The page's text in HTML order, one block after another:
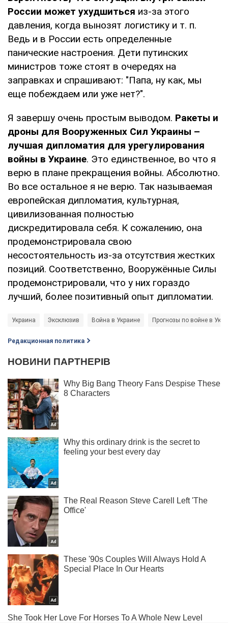
России может ухудшиться из-за этого
давления, когда вынозят логистику и т. п.
Ведь и в России есть определенные
панические настроения. Дети путинских
министров тоже стоят в очередях на
заправках и спрашивают: "Папа, ну как, мы
еще побеждаем или уже нет?".
Я завершу очень простым выводом. Ракеты и
дроны для Вооруженных Сил Украины –
лучшая дипломатия для урегулирования
войны в Украине. Это единственное, во что я
верю в плане прекращения войны. Абсолютно.
Во все остальное я не верю. Так называемая
европейская дипломатия, культурная,
цивилизованная полностью
дискредитировала себя. К сожалению, она
продемонстрировала свою
несостоятельность из-за отсутствия жестких
позиций. Соответственно, Вооружённые Силы
продемонстрировали, что у них гораздо
лучший, более позитивный опыт дипломатии.
Украина Эксклюзив Война в Украине Прогнозы по войне в
Редакционная политика